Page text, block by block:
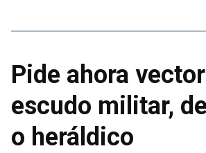
Pide ahora
escudo militar,
o heráldico